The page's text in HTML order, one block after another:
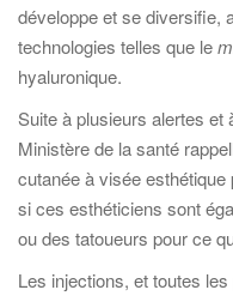
développe et se diversifie,
technologies telles que le
hyaluronique.
Suite à plusieurs alertes et
Ministère de la santé
cutanée à visée
si ces esthéticiens sont
ou des tatoueurs pour ce
Les injections, et toutes